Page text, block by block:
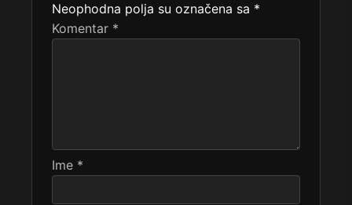
Neophodna polja su označena sa *
Komentar *
Ime *